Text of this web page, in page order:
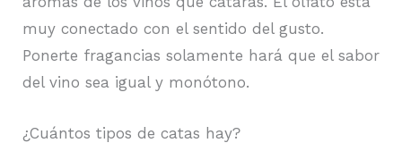
muy conectado con el sentido del gusto.
Ponerte fragancias solamente hará que el sabor
del vino sea igual y monótono.
¿Cuántos tipos de catas hay?